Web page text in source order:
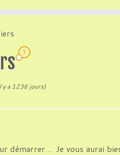
3
y a 1236 jours)
démarrer… Je vous aurai